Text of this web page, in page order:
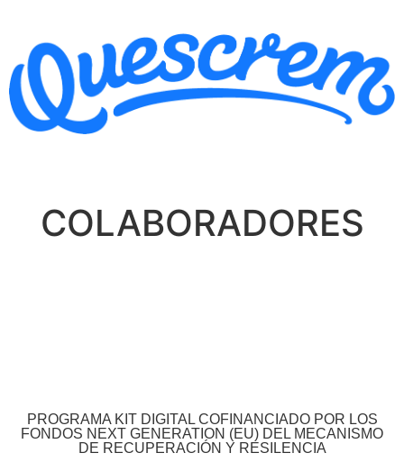
COLABORADORES
PROGRAMA KIT DIGITAL COFINANCIADO POR LOS
FONDOS NEXT GENERATION (EU) DEL MECANISMO
DE RECUPERACIÓN Y RESILENCIA